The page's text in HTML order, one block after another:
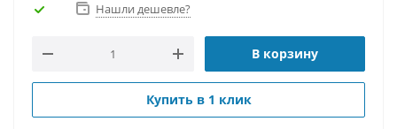
Нашли дешевле?
В корзину
Купить в 1 клик